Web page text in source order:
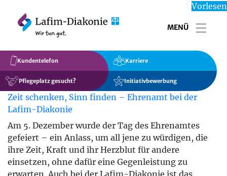
Vorlesen
MENÜ
Kundentelefon
Pflegeplatz gesucht?
Karriere
Initiativbewerbung
Zeit schenken, Sinn finden – Ehrenamt bei der
Lafim-Diakonie
Am 5. Dezember wurde der Tag des Ehrenamtes
gefeiert – ein Anlass, um all jene zu würdigen, die
ihre Zeit, Kraft und ihr Herzblut für andere
einsetzen, ohne dafür eine Gegenleistung zu
erwarten. Auch bei der Lafim-Diakonie ist das